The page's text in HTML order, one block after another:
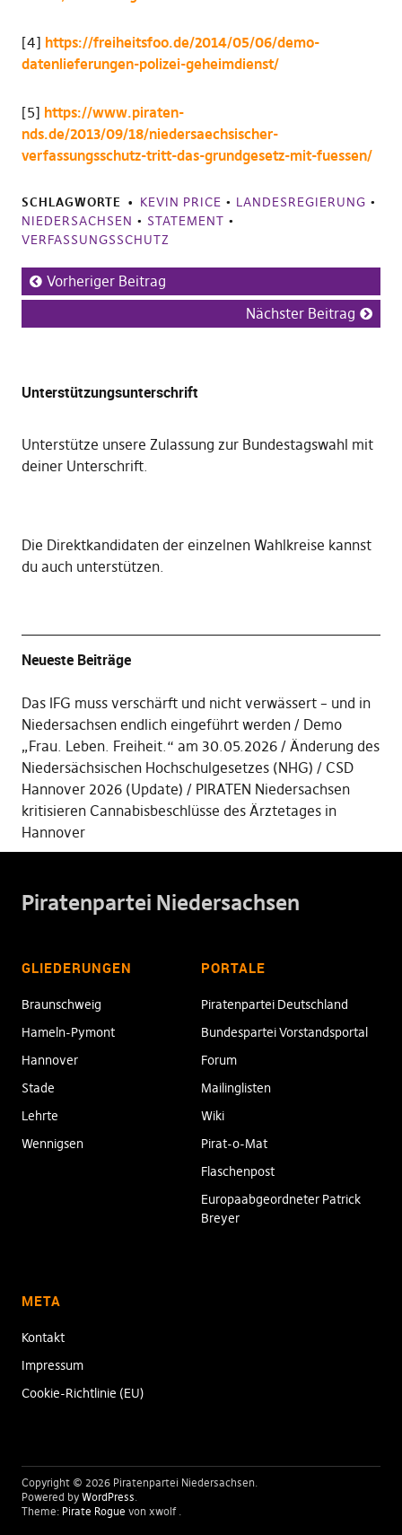
[4] https://freiheitsfoo.de/2014/05/06/demo-
datenlieferungen-polizei-geheimdienst/
[5] https://www.piraten-
nds.de/2013/09/18/niedersaechsischer-
verfassungsschutz-tritt-das-grundgesetz-mit-fuessen/
SCHLAGWORTE KEVIN PRICE • LANDESREGIERUNG •
NIEDERSACHSEN • STATEMENT •
VERFASSUNGSSCHUTZ
Vorheriger Beitrag
Nächster Beitrag
Unterstützungsunterschrift
Unterstütze unsere Zulassung zur Bundestagswahl mit
deiner Unterschrift.
Die Direktkandidaten der einzelnen Wahlkreise kannst
du auch unterstützen.
Neueste Beiträge
Das IFG muss verschärft und nicht verwässert – und in
Niedersachsen endlich eingeführt werden
Demo
„Frau. Leben. Freiheit.“ am 30.05.2026
Änderung des
Niedersächsischen Hochschulgesetzes (NHG)
CSD
Hannover 2026 (Update)
PIRATEN Niedersachsen
kritisieren Cannabisbeschlüsse des Ärztetages in
Hannover
Piratenpartei Niedersachsen
GLIEDERUNGEN
Braunschweig
Hameln-Pymont
Hannover
Stade
Lehrte
Wennigsen
PORTALE
Piratenpartei Deutschland
Bundespartei Vorstandsportal
Forum
Mailinglisten
Wiki
Pirat-o-Mat
Flaschenpost
Europaabgeordneter Patrick
Breyer
META
Kontakt
Impressum
Cookie-Richtlinie (EU)
Copyright © 2026 Piratenpartei Niedersachsen
Powered by WordPress
Theme: Pirate Rogue von xwolf